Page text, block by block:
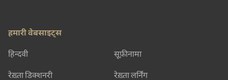
हमारी वेबसाइट्स
हिन्दवी सूफ़ीनामा
रेख़्ता डिक्शनरी रेख़्ता लर्निंग